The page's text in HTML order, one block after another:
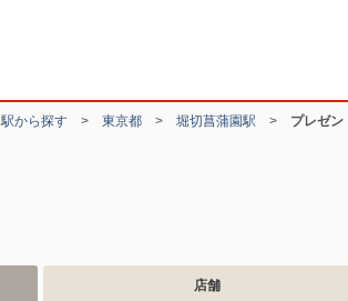
から探す > 東京都 > 堀切菖蒲園駅 > プレゼン
店舗